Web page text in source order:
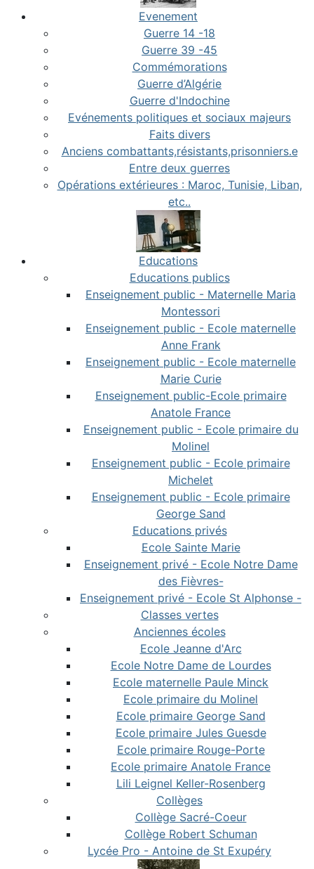
Evenement
Guerre 14 -18
Guerre 39 -45
Commémorations
Guerre d’Algérie
Guerre d'Indochine
Evénements politiques et sociaux majeurs
Faits divers
Anciens combattants,résistants,prisonniers.e
Entre deux guerres
Opérations extérieures : Maroc, Tunisie, Liban,
etc..
Educations
Educations publics
Enseignement public - Maternelle Maria
Montessori
Enseignement public - Ecole maternelle
Anne Frank
Enseignement public - Ecole maternelle
Marie Curie
Enseignement public-Ecole primaire
Anatole France
Enseignement public - Ecole primaire du
Molinel
Enseignement public - Ecole primaire
Michelet
Enseignement public - Ecole primaire
George Sand
Educations privés
Ecole Sainte Marie
Enseignement privé - Ecole Notre Dame
des Fièvres-
Enseignement privé - Ecole St Alphonse -
Classes vertes
Anciennes écoles
Ecole Jeanne d'Arc
Ecole Notre Dame de Lourdes
Ecole maternelle Paule Minck
Ecole primaire du Molinel
Ecole primaire George Sand
Ecole primaire Jules Guesde
Ecole primaire Rouge-Porte
Ecole primaire Anatole France
Lili Leignel Keller-Rosenberg
Collèges
Collège Sacré-Coeur
Collège Robert Schuman
Lycée Pro - Antoine de St Exupéry